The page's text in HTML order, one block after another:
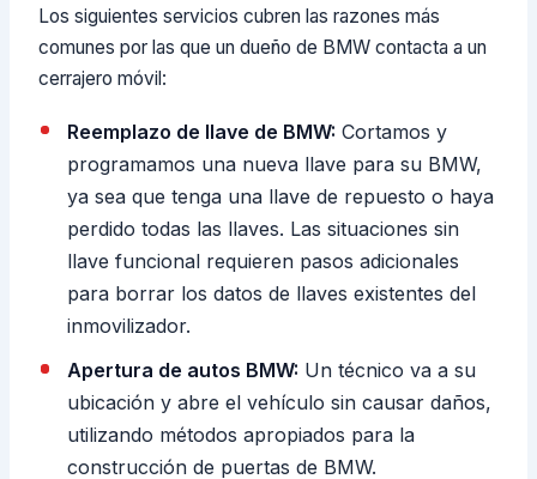
Los siguientes servicios cubren las razones más
comunes por las que un dueño de BMW contacta a un
cerrajero móvil:
Reemplazo de llave de BMW: Cortamos y
programamos una nueva llave para su BMW,
ya sea que tenga una llave de repuesto o haya
perdido todas las llaves. Las situaciones sin
llave funcional requieren pasos adicionales
para borrar los datos de llaves existentes del
inmovilizador.
Apertura de autos BMW: Un técnico va a su
ubicación y abre el vehículo sin causar daños,
utilizando métodos apropiados para la
construcción de puertas de BMW.